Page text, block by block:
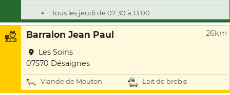
Tous les jeudi de 07:30 à 13:00
Barralon Jean Paul 26km
Les Soins
07570 Désaignes
Viande de Mouton Lait de brebis